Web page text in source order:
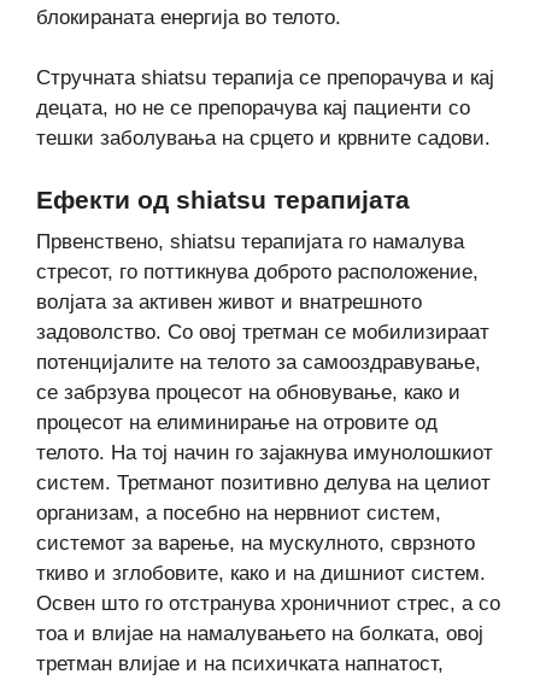
блокираната енергија во телото.
Стручната shiatsu терапија се препорачува и кај
децата, но не се препорачува кај пациенти со
тешки заболувања на срцето и крвните садови.
Ефекти од shiatsu терапијата
Првенствено, shiatsu терапијата го намалува
стресот, го поттикнува доброто расположение,
волјата за активен живот и внатрешното
задоволство. Со овој третман се мобилизираат
потенцијалите на телото за самооздравување,
се забрзува процесот на обновување, како и
процесот на елиминирање на отровите од
телото. На тој начин го зајакнува имунолошкиот
систем. Третманот позитивно делува на целиот
организам, а посебно на нервниот систем,
системот за варење, на мускулното, сврзното
ткиво и зглобовите, како и на дишниот систем.
Освен што го отстранува хроничниот стрес, а со
тоа и влијае на намалувањето на болката, овој
третман влијае и на психичката напнатост,